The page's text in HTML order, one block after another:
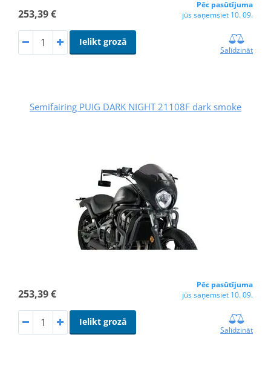
253,39 €
Pēc pasūtījuma
jūs saņemsiet 10. 09.
Ielikt grozā
Salīdzināt
Semifairing PUIG DARK NIGHT 21108F dark smoke
253,39 €
Pēc pasūtījuma
jūs saņemsiet 10. 09.
Ielikt grozā
Salīdzināt